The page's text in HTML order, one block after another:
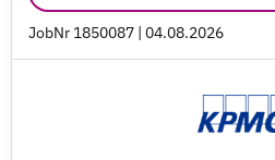
JobNr 1850087 | 04.08.2026